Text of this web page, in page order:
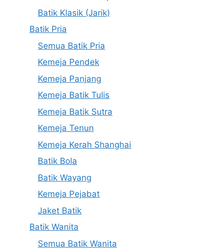
Batik Klasik (Jarik)
Batik Pria
Semua Batik Pria
Kemeja Pendek
Kemeja Panjang
Kemeja Batik Tulis
Kemeja Batik Sutra
Kemeja Tenun
Kemeja Kerah Shanghai
Batik Bola
Batik Wayang
Kemeja Pejabat
Jaket Batik
Batik Wanita
Semua Batik Wanita